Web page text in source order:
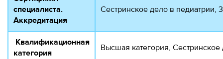
специалиста.
Аккредитация
Сестринское дело в педиатрии,
Квалификационная
категория
Высшая категория,